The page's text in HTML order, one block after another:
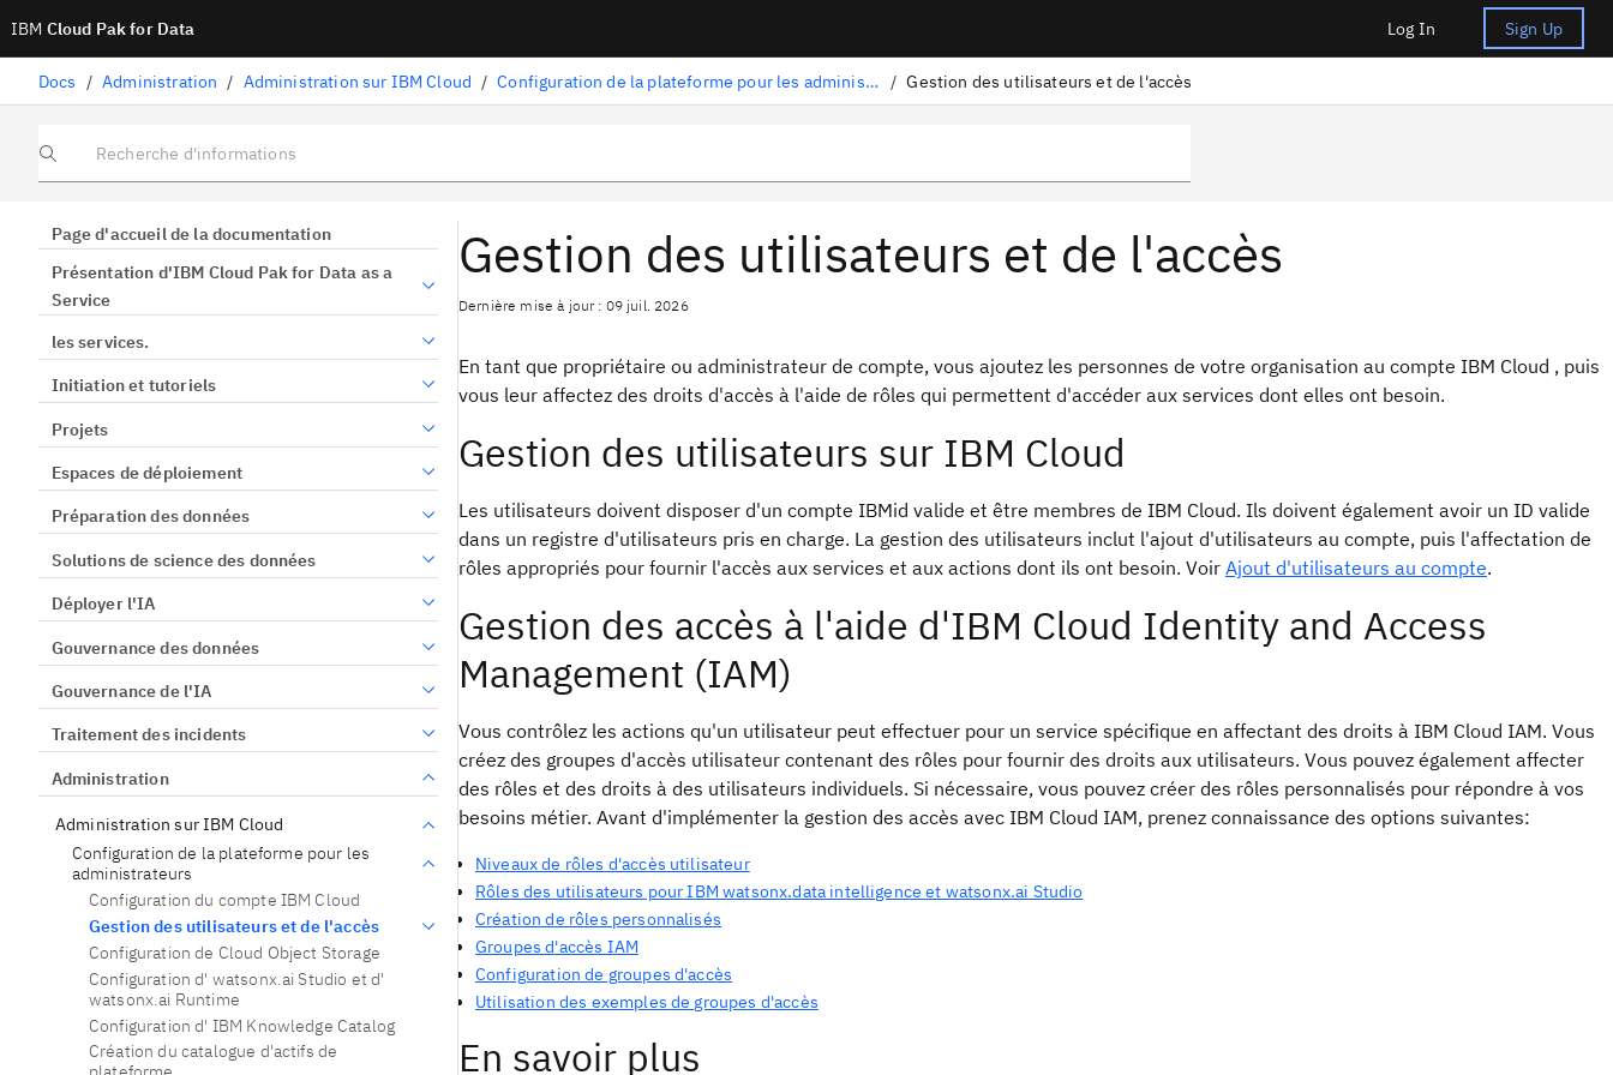
IBM Cloud Pak for Data Log In Sign Up
Docs / Administration / Administration sur IBM Cloud / Configuration de la plateforme pour les administrateurs / Gestion des utilisateurs et de l'accès
Recherche d'informations
Page d'accueil de la documentation
Présentation d'IBM Cloud Pak for Data as a
Service
les services.
Initiation et tutoriels
Projets
Espaces de déploiement
Préparation des données
Solutions de science des données
Déployer l'IA
Gouvernance des données
Gouvernance de l'IA
Traitement des incidents
Administration
Administration sur IBM Cloud
Configuration de la plateforme pour les
administrateurs
Configuration du compte IBM Cloud
Gestion des utilisateurs et de l'accès
Configuration de Cloud Object Storage
Configuration d' watsonx.ai Studio et d'
watsonx.ai Runtime
Configuration d' IBM Knowledge Catalog
Création du catalogue d'actifs de
Gestion des utilisateurs et de l'accès
Dernière mise à jour : 09 juil. 2026
En tant que propriétaire ou administrateur de compte, vous ajoutez les personnes de votre organisation au compte IBM Cloud , puis
vous leur affectez des droits d'accès à l'aide de rôles qui permettent d'accéder aux services dont elles ont besoin.
Gestion des utilisateurs sur IBM Cloud
Les utilisateurs doivent disposer d'un compte IBMid valide et être membres de IBM Cloud. Ils doivent également avoir un ID valide
dans un registre d'utilisateurs pris en charge. La gestion des utilisateurs inclut l'ajout d'utilisateurs au compte, puis l'affectation de
rôles appropriés pour fournir l'accès aux services et aux actions dont ils ont besoin. Voir Ajout d'utilisateurs au compte.
Gestion des accès à l'aide d'IBM Cloud Identity and Access
Management (IAM)
Vous contrôlez les actions qu'un utilisateur peut effectuer pour un service spécifique en affectant des droits à IBM Cloud IAM. Vous
créez des groupes d'accès utilisateur contenant des rôles pour fournir des droits aux utilisateurs. Vous pouvez également affecter
des rôles et des droits à des utilisateurs individuels. Si nécessaire, vous pouvez créer des rôles personnalisés pour répondre à vos
besoins métier. Avant d'implémenter la gestion des accès avec IBM Cloud IAM, prenez connaissance des options suivantes:
Niveaux de rôles d'accès utilisateur
Rôles des utilisateurs pour IBM watsonx.data intelligence et watsonx.ai Studio
Création de rôles personnalisés
Groupes d'accès IAM
Configuration de groupes d'accès
Utilisation des exemples de groupes d'accès
En savoir plus